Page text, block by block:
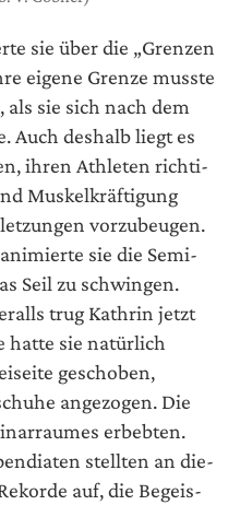
sie über die „Gren­zen
eige­ne Gren­ze muss­te
sie sich nach dem
Auch des­halb liegt es
ihren Ath­le­ten rich­ti­
Mus­kel­kräf­ti­gung
vor­zu­beu­gen.
sie die Semi­
Seil zu schwin­gen.
trug Kath­rin jetzt
hat­te sie natür­lich
gescho­ben,
ange­zo­gen. Die
erbeb­ten.
stell­ten an die­
auf, die Begeis­